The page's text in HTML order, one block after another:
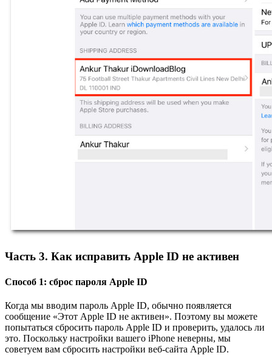
Часть 3. Как исправить Apple ID не активен
Способ 1: сброс пароля Apple ID
Когда мы вводим пароль Apple ID, обычно появляется
сообщение «Этот Apple ID не активен». Поэтому вы можете
попытаться сбросить пароль Apple ID и проверить, удалось ли
это. Поскольку настройки вашего iPhone неверны, мы
советуем вам сбросить настройки веб-сайта Apple ID.